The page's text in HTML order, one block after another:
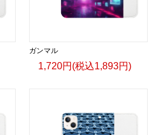
ガンマル
1,720円(税込1,893円)